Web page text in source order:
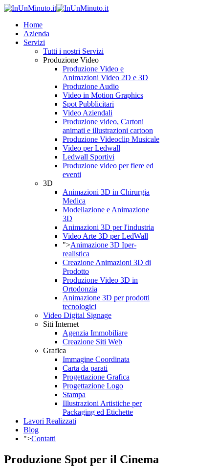
Home
Azienda
Servizi
Tutti i nostri Servizi
Produzione Video
Produzione Video e
Animazioni Video 2D e 3D
Produzione Audio
Video in Motion Graphics
Spot Pubblicitari
Video Aziendali
Produzione video, Cartoni
animati e illustrazioni cartoon
Produzione Videoclip Musicale
Video per Ledwall
Ledwall Sportivi
Produzione video per fiere ed
eventi
3D
Animazioni 3D in Chirurgia
Medica
Modellazione e Animazione
3D
Animazioni 3D per l'industria
Video Arte 3D per LedWall
">Animazione 3D Iper-
realistica
Creazione Animazioni 3D di
Prodotto
Produzione Video 3D in
Ortodonzia
Animazione 3D per prodotti
tecnologici
Video Digital Signage
Siti Internet
Agenzia Immobiliare
Creazione Siti Web
Grafica
Immagine Coordinata
Carta da parati
Progettazione Grafica
Progettazione Logo
Stampa
Illustrazioni Artistiche per
Packaging ed Etichette
Lavori Realizzati
Blog
">Contatti
Produzione Spot per il Cinema